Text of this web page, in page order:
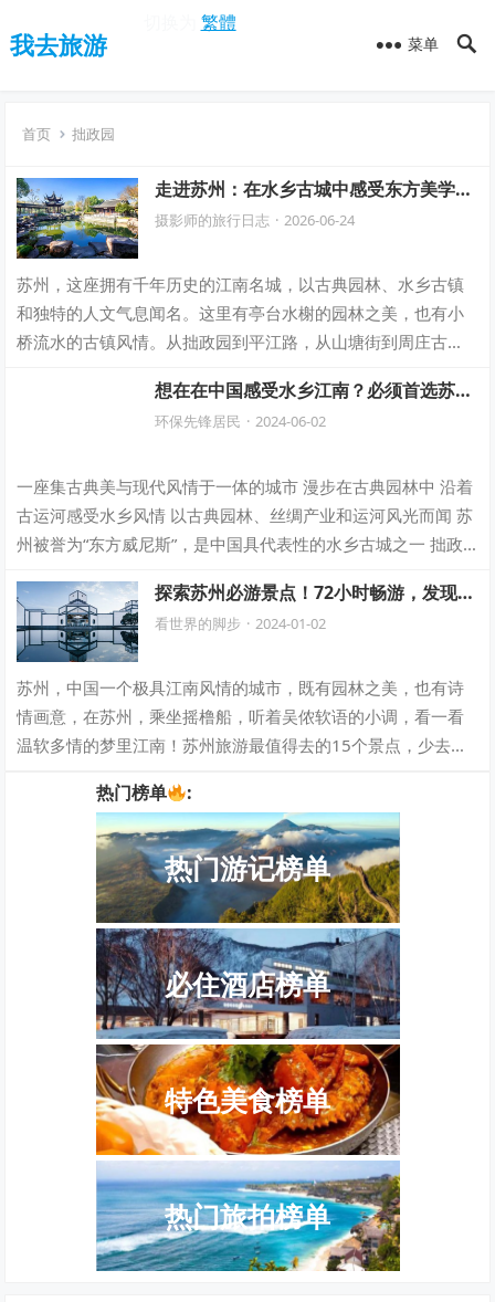
繁體
我去旅游 菜单
首页 拙政园
走进苏州：在水乡古城中感受东方美学与
人文韵味
摄影师的旅行日志 · 2026-06-24
苏州，这座拥有千年历史的江南名城，以古典园林、水乡古镇
和独特的人文气息闻名。这里有亭台水榭的园林之美，也有小
桥流水的古镇风情。从拙政园到平江路，从山塘街到周庄古
想在在中国感受水乡江南？必须首选苏
州！
环保先锋居民 · 2024-06-02
一座集古典美与现代风情于一体的城市 漫步在古典园林中 沿着
古运河感受水乡风情 以古典园林、丝绸产业和运河风光而闻 苏
州被誉为“东方威尼斯”，是中国具代表性的水乡古城之一 拙政
探索苏州必游景点！72小时畅游，发现15
个不可错过的地标！
看世界的脚步 · 2024-01-02
苏州，中国一个极具江南风情的城市，既有园林之美，也有诗
情画意，在苏州，乘坐摇橹船，听着吴侬软语的小调，看一看
温软多情的梦里江南！苏州旅游最值得去的15个景点，少去一
热门榜单 :
热门游记榜单
必住酒店榜单
特色美食榜单
热门旅拍榜单